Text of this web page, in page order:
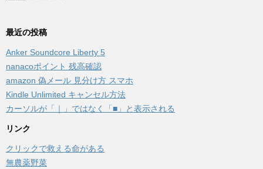
最近の投稿
Anker Soundcore Liberty 5
nanacoポイント 残高確認
amazon 偽メール 見分け方 スマホ
Kindle Unlimited キャンセル方法
カーソルが「｜」ではなく「■」と表示される
リンク
クリックで救える命がある
無農薬野菜